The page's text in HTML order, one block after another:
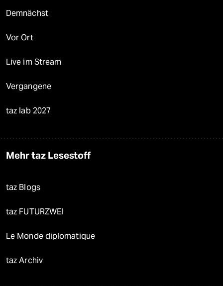
Demnächst
Vor Ort
Live im Stream
Vergangene
taz lab 2027
Mehr taz Lesestoff
taz Blogs
taz FUTURZWEI
Le Monde diplomatique
taz Archiv